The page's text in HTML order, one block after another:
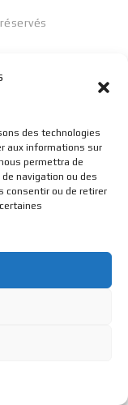
des technologies
aux informations sur
permettra de
navigation ou des
consentir ou de retirer